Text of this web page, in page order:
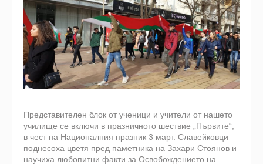
Представителен блок от ученици и учители от нашето
училище се включи в празничното шествие „Първите“,
в чест на Националния празник 3 март. Славейковци
поднесоха цветя пред паметника на Захари Стоянов и
научиха любопитни факти за Освобождението на